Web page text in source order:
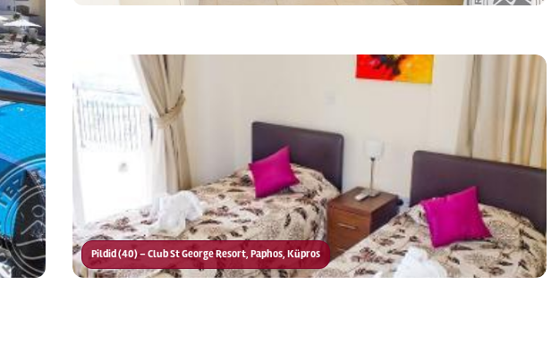
Pildid (40) – Club St George Resort, Paphos, Küpros